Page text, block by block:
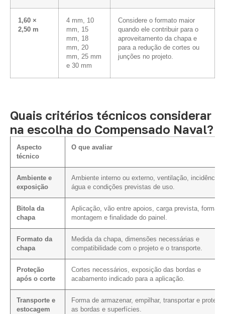
1,60 ×
2,50 m
4 mm, 10
mm, 15
mm, 18
mm, 20
mm, 25 mm
e 30 mm
Considere o formato maior
quando ele contribuir para o
aproveitamento da chapa e
para a redução de cortes ou
junções no projeto.
Quais critérios técnicos considerar
na escolha do Compensado Naval?
Aspecto
técnico
O que avaliar
Ambiente e
exposição
Ambiente interno ou externo, ventilação, incidência
água e condições previstas de uso.
Bitola da
chapa
Aplicação, vão entre apoios, carga prevista, forma
montagem e finalidade do painel.
Formato da
chapa
Medida da chapa, dimensões necessárias e
compatibilidade com o projeto e o transporte.
Proteção
após o corte
Cortes necessários, exposição das bordas e
acabamento indicado para a aplicação.
Transporte e
estocagem
Forma de armazenar, empilhar, transportar e proteger
as bordas e superfícies.